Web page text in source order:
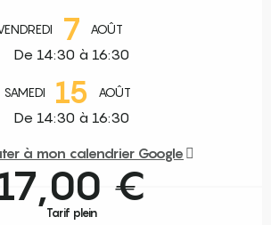
7 AOÛT
De 14:30 à 16:30
SAMEDI 15 AOÛT
De 14:30 à 16:30
à mon calendrier Google
€
Tarif plein